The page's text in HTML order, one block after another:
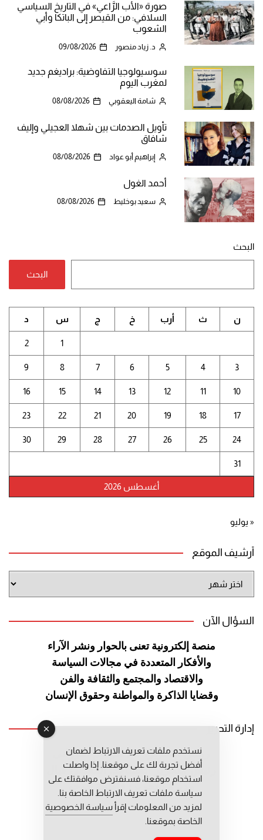
صورة «الأب الرَّاعي» في التاريخ السياسي
السلافي: من القيصر إلى الباتكا وأبي
الشعوب
د. زياد منصور 09/08/2026
سوسيولوجيا التفاوضية: براديغم جديد
لمغرب اليوم
شامة اليعقوبي 08/08/2026
تأويل الصدمات بين شهلا العجيلي وإليف
شافاق
إبراهيم أبو عواد 08/08/2026
أحمد الغول
سعيد بوخليط 08/08/2026
البحث
البحث
أغسطس 2026
ن ث أرب خ ج س د
1
2
3
4
5
6
7
8
9
10
11
12
13
14
15
16
17
18
19
20
21
22
23
24
25
26
27
28
29
30
31
« يوليو
أرشيف الموقع
الموقع
السؤال الآن
منصة إلكترونية تعنى بالحوار ونشر
الآراء
والأفكار المتعددة في مجالات السياسة
والاقتصاد والمجتمع والثقافة والفن
وقضايا الذاكرة والمواطنة وحقوق الإنسان
إدارة التحرير
رئيس التحرير: عبد الرحيم التوراني
رئيس التحرير المساعد: المعطي قبال
مديرة التحرير: فاطمة حوحو
نستخدم ملفات تعريف الارتباط لضمان
أفضل تجربة لك على موقعنا. إذا واصلت
استخدام موقعنا، فسنفترض موافقتك على
سياسة ملفات تعريف الارتباط الخاصة بنا.
لمزيد من المعلومات إقرأ سياسة الخصوصية
الخاصة بموقعنا.